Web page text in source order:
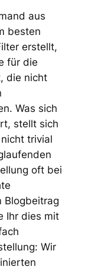
aus
besten
erstellt,
für die
die nicht
Was sich
stellt sich
trivial
oft bei
Blogbeitrag
Ihr dies mit
Wir